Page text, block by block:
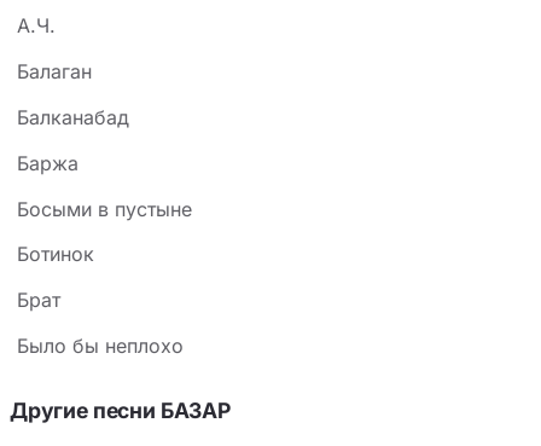
А.Ч.
Балаган
Балканабад
Баржа
Босыми в пустыне
Ботинок
Брат
Было бы неплохо
Другие песни БАЗАР